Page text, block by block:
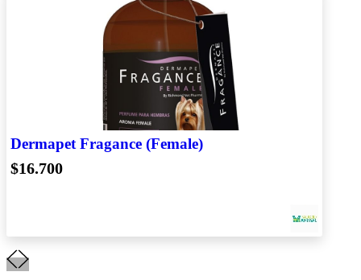
Dermapet Fragance (Female)
$16.700